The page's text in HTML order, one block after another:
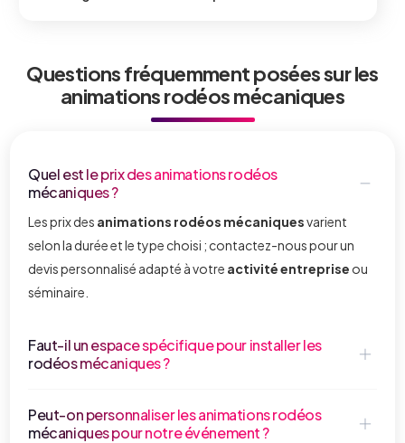
Questions fréquemment posées sur les
animations rodéos mécaniques
Quel est le prix des animations rodéos
mécaniques ?
Les prix des animations rodéos mécaniquesvarient
selon la durée et le type choisi ; contactez-nous pour un
devis personnalisé adapté à votre activité entreprise ou
séminaire.
Faut-il un espace spécifique pour installer les
rodéos mécaniques ?
Peut-on personnaliser les animations rodéos
mécaniques pour notre événement ?